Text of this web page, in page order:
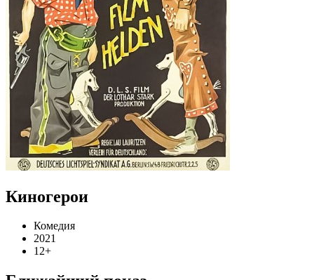
Киногерои
Комедия
2021
12+